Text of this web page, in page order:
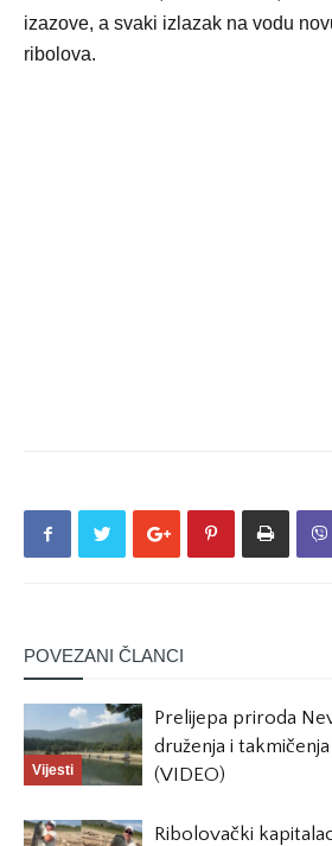
izazove, a svaki izlazak na vodu
ribolova.
POVEZANI ČLANCI
Vijesti
Prelijepa priroda
druženja i
(VIDEO)
Ribolovački